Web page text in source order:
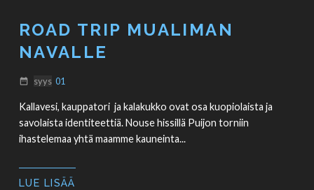
ROAD TRIP MUALIMAN
NAVALLE
date_range syys 01
Kallavesi, kauppatori ja kalakukko ovat osa kuopiolaista ja
savolaista identiteettiä. Nouse hissillä Puijon torniin
ihastelemaa yhtä maamme kauneinta...
LUE LISÄÄ